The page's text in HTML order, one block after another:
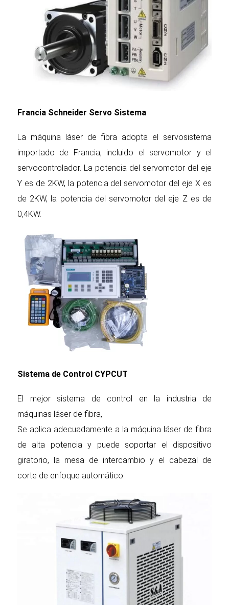
Francia Schneider Servo Sistema
La máquina láser de fibra adopta el servosistema
importado de Francia, incluido el servomotor y el
servocontrolador. La potencia del servomotor del eje
Y es de 2KW, la potencia del servomotor del eje X es
de 2KW, la potencia del servomotor del eje Z es de
0,4KW.
Sistema de Control CYPCUT
El mejor sistema de control en la industria de
máquinas láser de fibra,
Se aplica adecuadamente a la máquina láser de fibra
de alta potencia y puede soportar el dispositivo
giratorio, la mesa de intercambio y el cabezal de
corte de enfoque automático.